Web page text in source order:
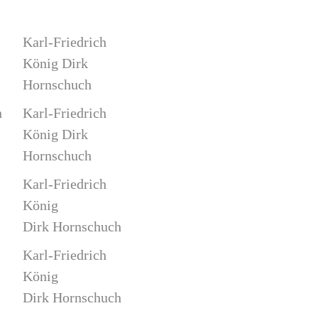
Karl-Friedrich
König Dirk
Hornschuch
Karl-Friedrich
König Dirk
Hornschuch
Karl-Friedrich
König
Dirk Hornschuch
Karl-Friedrich
König
Dirk Hornschuch